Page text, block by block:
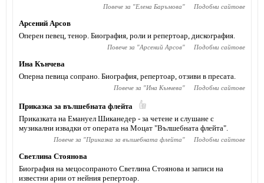
Повече за "Елена Баръмова" Подобни сайтове
Арсений Арсов
Оперен певец, тенор. Биография, роли и репертоар, дискография.
Повече за "Арсений Арсов" Подобни сайтове
Ина Кънчева
Оперна певица сопрано. Биография, репертоар, отзиви в пресата.
Повече за "Ина Кънчева" Подобни сайтове
Приказка за вълшебната флейта
Приказката на Емануел Шиканедер - за четене и слушане с
музикални извадки от операта на Моцат "Вълшебната флейта".
Повече за "Приказка за вълшебната флейта" Подобни сайтове
Светлина Стоянова
Биография на мецосопраното Светлина Стоянова и записи на
известни арии от нейния репертоар.